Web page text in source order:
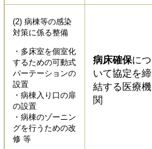
(2) 病棟等の感染
対策に係る整備
・多床室を個室化
するための可動式
パーテーションの
設置
・病棟入り口の扉
の設置
・病棟のゾーニン
グを行うための改
修 等
病床確保につ
いて協定を締
結する医療機
関